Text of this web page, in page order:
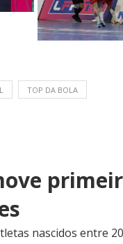
TOP DA BOLA
nascidos entre